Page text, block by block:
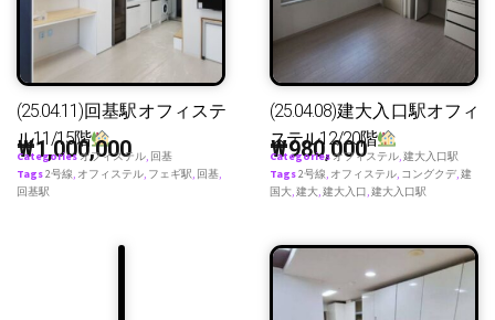
(25.04.11)回基駅オフィステ
ル11/15階
₩1,000,000
Categoriesオフィステル, 回基
Tags2号線, オフィステル, フェギ駅, 回基,
回基駅
(25.04.08)建大入口駅オフィ
ステル12/20階
₩980,000
Categoriesオフィステル,建大入口駅
Tags2号線, オフィステル, コングクデ,建
国大,建大,建大入口,建大入口駅